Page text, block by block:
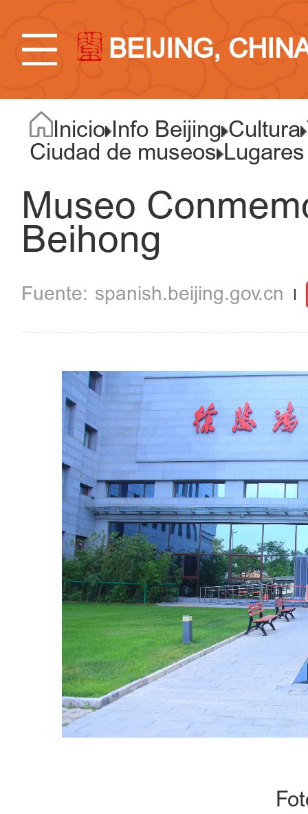
BEIJING,
Inicio Info Beijing Cultura
Ciudad de museos Lugares
Museo
Beihong
spanish.beijing.gov.cn